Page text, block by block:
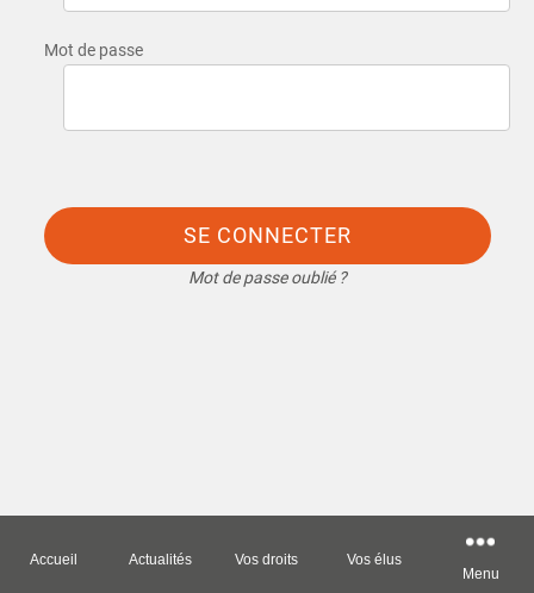
Mot de passe
SE CONNECTER
Mot de passe oublié ?
Accueil Actualités Vos droits
Vos élus
Menu